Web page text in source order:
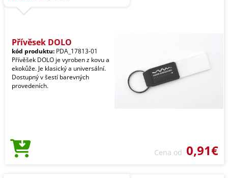
Přívěsek DOLO
kód produktu: PDA_17813-01
Přívěšek DOLO je vyroben z kovu a
ekokůže. Je klasický a universální.
Dostupný v šestí barevných
provedeních.
Cena od 0,91€